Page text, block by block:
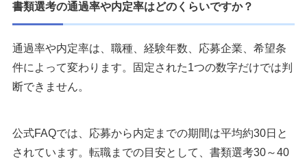
書類選考の通過率や内定率はどのくらいですか？
通過率や内定率は、職種、経験年数、応募企業、希望条
件によって変わります。固定された1つの数字だけでは判
断できません。
公式FAQでは、応募から内定までの期間は平均約30日と
されています。転職までの目安として、書類選考30～40